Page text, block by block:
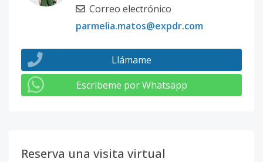
Correo electrónico
parmelia.matos@expdr.com
Llámame
Escribeme por Whatsapp
Reserva una visita virtual